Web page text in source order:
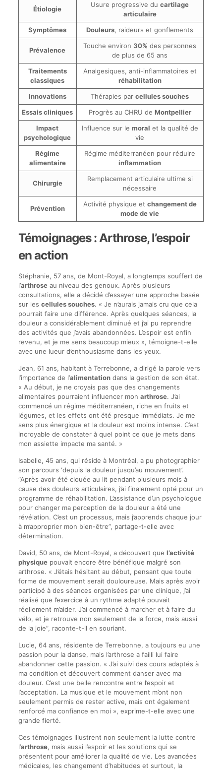
Étiologie
Usure progressive ducartilage
articulaire
Symptômes
Douleurs, raideurs et gonflements
Prévalence
Touche environ30% des personnes
de plus de 65 ans
Traitements
classiques
Analgesiques, anti-inflammatoires et
réhabilitation
Innovations
Thérapies parcellules souches
Essais cliniques
Progrès au CHRU de Montpellier
Impact
psychologique
Influence sur le moral et la qualité de
vie
Régime
alimentaire
Régime méditerranéen pour réduire
inflammation
Chirurgie
Remplacement articulaire ultime si
nécessaire
Prévention
Activité physique et changement de
mode de vie
Témoignages : Arthrose, l’espoir
en action
Stéphanie, 57 ans, de Mont-Royal, a longtemps souffert de
l’arthroseau niveau des genoux. Après plusieurs
consultations, elle a décidé d’essayer une approche basée
sur les cellules souches. « Je n’aurais jamais cru que cela
pourrait faire une différence. Après quelques séances, la
douleur a considérablement diminué et j’ai pu reprendre
des activités que j’avais abandonnées. L’espoir est enfin
revenu, et je me sens beaucoup mieux », témoigne-t-elle
avec une lueur d’enthousiasme dans les yeux.
Jean, 61 ans, habitant à Terrebonne, a dirigé la parole vers
l’importance de l’alimentationdans la gestion de son état.
« Au début, je ne croyais pas que des changements
alimentaires pourraient influencer mon arthrose. J’ai
commencé un régime méditerranéen, riche en fruits et
légumes, et les effets ont été presque immédiats. Je me
sens plus énergique et la douleur est moins intense. C’est
incroyable de constater à quel point ce que je mets dans
mon assiette impacte ma santé. »
Isabelle, 45 ans, qui réside à Montréal, a pu photographier
son parcours ‘depuis la douleur jusqu’au mouvement’.
“Après avoir été clouée au lit pendant plusieurs mois à
cause des douleurs articulaires, j’ai finalement opté pour un
programme de réhabilitation. L’assistance d’un psychologue
pour changer ma perception de la douleur a été une
révélation. C’est un processus, mais j’apprends chaque jour
à m’approprier mon bien-être”, partage-t-elle avec
détermination.
David, 50 ans, de Mont-Royal, a découvert que l’activité
physiquepouvait encore être bénéfique malgré son
arthrose. « J’étais hésitant au début, pensant que toute
forme de mouvement serait douloureuse. Mais après avoir
participé à des séances organisées par une clinique, j’ai
réalisé que l’exercice à un rythme adapté pouvait
réellement m’aider. J’ai commencé à marcher et à faire du
vélo, et je retrouve non seulement de la force, mais aussi
de la joie”, raconte-t-il en souriant.
Lucie, 64 ans, résidente de Terrebonne, a toujours eu une
passion pour la danse, mais l’arthrose a failli lui faire
abandonner cette passion. « J’ai suivi des cours adaptés à
ma condition et découvert comment danser avec ma
douleur. C’est une belle rencontre entre l’espoir et
l’acceptation. La musique et le mouvement m’ont non
seulement permis de rester active, mais ont également
renforcé ma confiance en moi », exprime-t-elle avec une
grande fierté.
Ces témoignages illustrent non seulement la lutte contre
l’arthrose, mais aussi l’espoir et les solutions qui se
présentent pour améliorer la qualité de vie. Les avancées
médicales, les changement d’habitudes et surtout, la